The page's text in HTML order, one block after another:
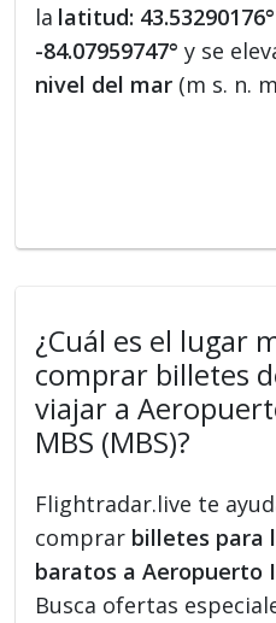
la latitud: 43.53290176°
-84.07959747° y se
nivel del mar (m s. n.
¿Cuál es el lugar
comprar billetes
viajar a
MBS (MBS)?
Flightradar.live te
comprar billetes para
baratos a Aeropuerto
Busca ofertas